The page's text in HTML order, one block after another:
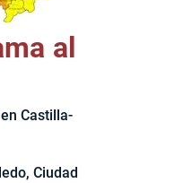
al
Castilla-
Ciudad